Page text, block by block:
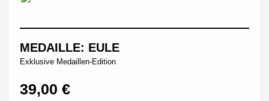
MEDAILLE: EULE
Exklusive Medaillen-Edition
39,00 €